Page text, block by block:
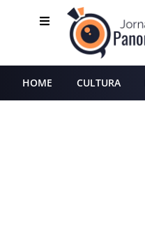
HOME CULTURA